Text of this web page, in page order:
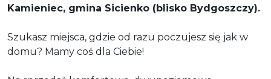
Kamieniec, gmina Sicienko (blisko Bydgoszczy).
Szukasz miejsca, gdzie od razu poczujesz się jak w
domu? Mamy coś dla Ciebie!